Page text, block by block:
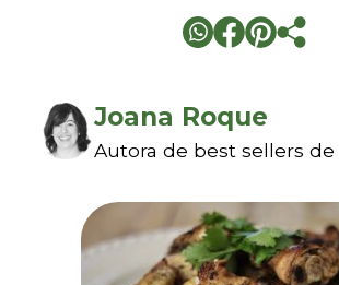
Joana Roque
Autora de best sellers de